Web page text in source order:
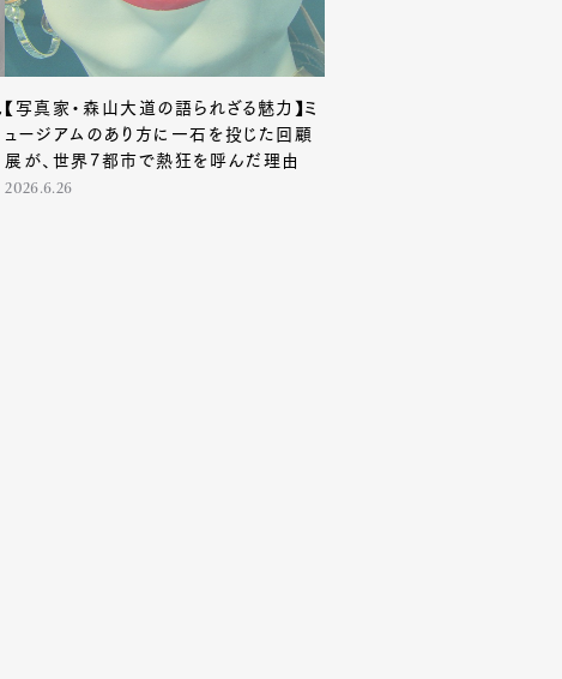
【写真家・森山大道の語られざる魅力】ミ
ュージアムのあり方に一石を投じた回顧
展が、世界7都市で熱狂を呼んだ理由
2026.6.26